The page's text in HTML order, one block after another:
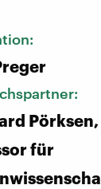
Pörksen,
für